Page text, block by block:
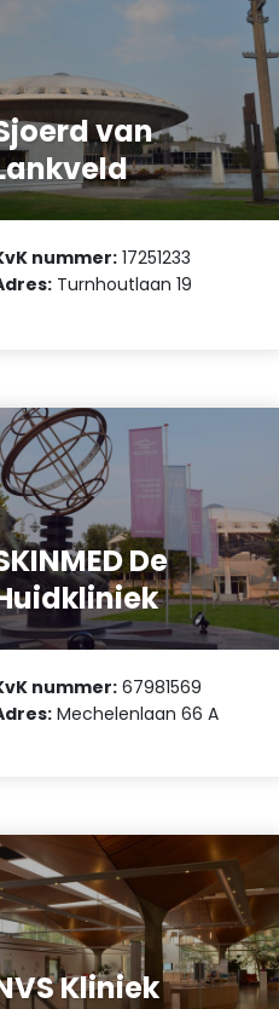
van
nummer: 17251233
Turnhoutlaan 19
De
nummer: 67981569
Mechelenlaan 66 A
Kliniek